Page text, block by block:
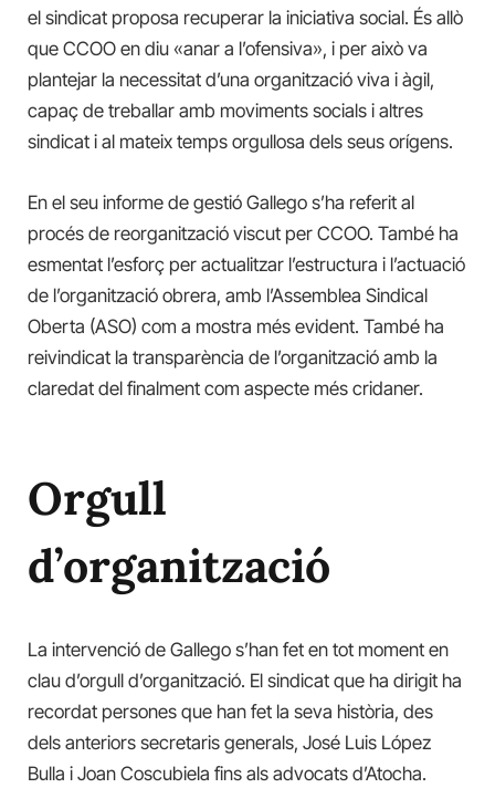
el sindicat proposa recuperar la iniciativa social. És allò
que CCOO en diu «anar a l’ofensiva», i per això va
plantejar la necessitat d’una organització viva i àgil,
capaç de treballar amb moviments socials i altres
sindicat i al mateix temps orgullosa dels seus orígens.
En el seu informe de gestió Gallego s’ha referit al
procés de reorganització viscut per CCOO. També ha
esmentat l’esforç per actualitzar l’estructura i l’actuació
de l’organització obrera, amb l’Assemblea Sindical
Oberta (ASO) com a mostra més evident. També ha
reivindicat la transparència de l’organització amb la
claredat del finalment com aspecte més cridaner.
Orgull
d’organització
La intervenció de Gallego s’han fet en tot moment en
clau d’orgull d’organització. El sindicat que ha dirigit ha
recordat persones que han fet la seva història, des
dels anteriors secretaris generals, José Luis López
Bulla i Joan Coscubiela fins als advocats d’Atocha.